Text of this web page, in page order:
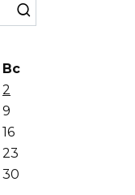
Вс
2
9
16
23
30